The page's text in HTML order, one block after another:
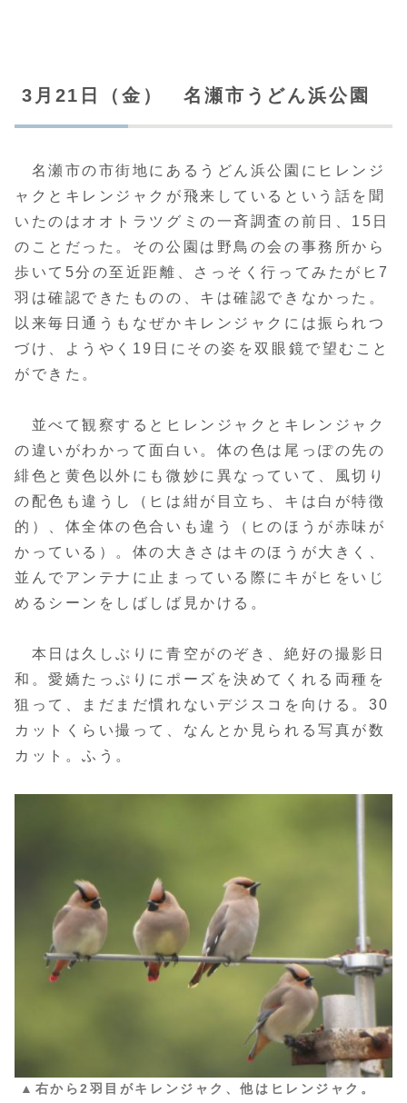
3月21日（金） 名瀬市うどん浜公園
名瀬市の市街地にあるうどん浜公園にヒレンジ
ャクとキレンジャクが飛来しているという話を聞
いたのはオオトラツグミの一斉調査の前日、15日
のことだった。その公園は野鳥の会の事務所から
歩いて5分の至近距離、さっそく行ってみたがヒ7
羽は確認できたものの、キは確認できなかった。
以来毎日通うもなぜかキレンジャクには振られつ
づけ、ようやく19日にその姿を双眼鏡で望むこと
ができた。
並べて観察するとヒレンジャクとキレンジャク
の違いがわかって面白い。体の色は尾っぽの先の
緋色と黄色以外にも微妙に異なっていて、風切り
の配色も違うし（ヒは紺が目立ち、キは白が特徴
的）、体全体の色合いも違う（ヒのほうが赤味が
かっている）。体の大きさはキのほうが大きく、
並んでアンテナに止まっている際にキがヒをいじ
めるシーンをしばしば見かける。
本日は久しぶりに青空がのぞき、絶好の撮影日
和。愛嬌たっぷりにポーズを決めてくれる両種を
狙って、まだまだ慣れないデジスコを向ける。30
カットくらい撮って、なんとか見られる写真が数
カット。ふう。
▲右から2羽目がキレンジャク、他はヒレンジャク。